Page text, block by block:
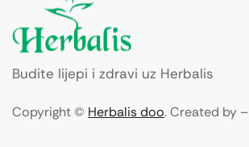
Budite lijepi i zdravi uz Herbalis
Copyright © Herbalis doo. Created by –